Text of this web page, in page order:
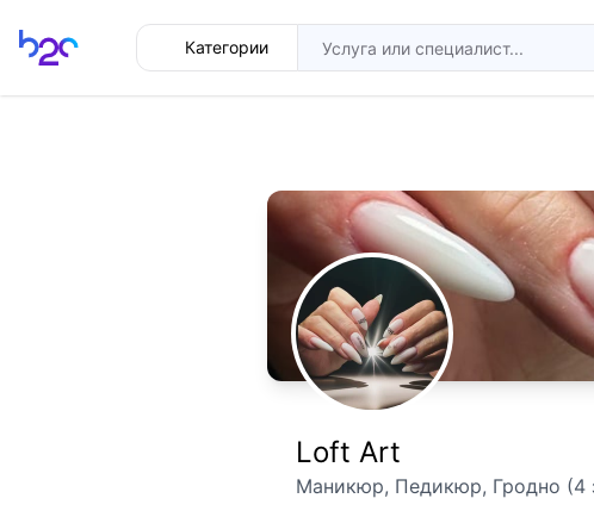
Главная Категории
Loft Art
Маникюр, Педикюр, Гродно (4